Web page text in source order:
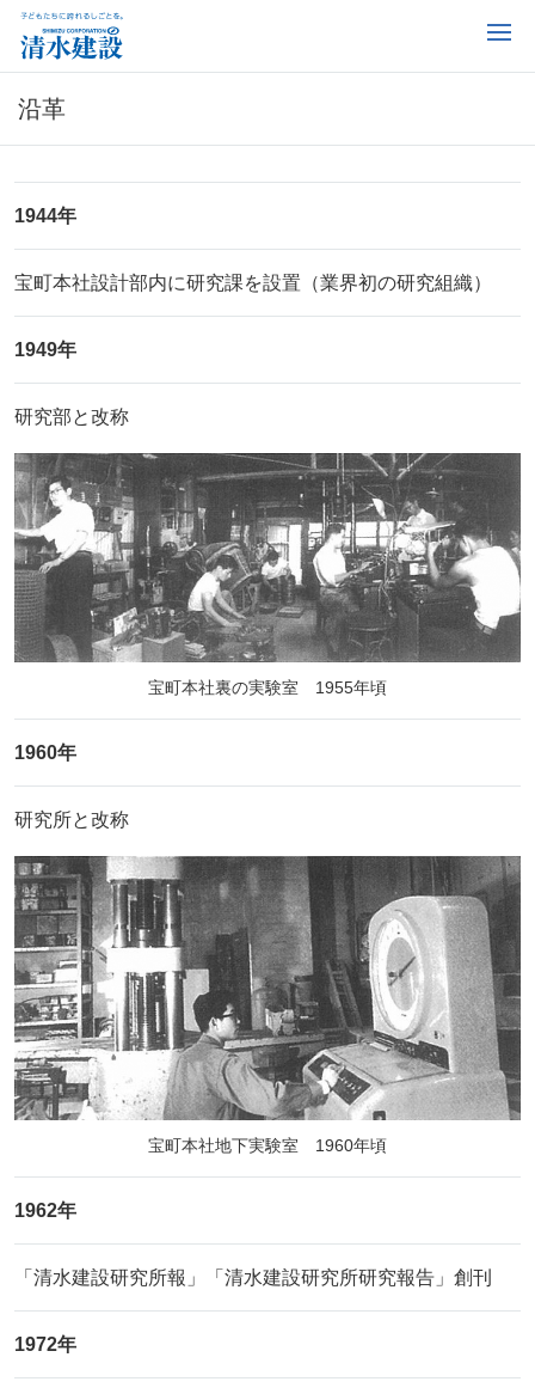
沿革
1944年
宝町本社設計部内に研究課を設置（業界初の研究組織）
1949年
研究部と改称
宝町本社裏の実験室 1955年頃
1960年
研究所と改称
宝町本社地下実験室 1960年頃
1962年
「清水建設研究所報」「清水建設研究所研究報告」創刊
1972年